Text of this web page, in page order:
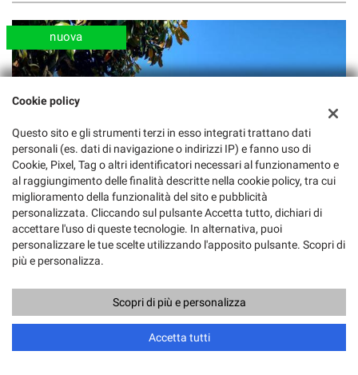
nuova
Cookie policy
Questo sito e gli strumenti terzi in esso integrati trattano dati
personali (es. dati di navigazione o indirizzi IP) e fanno uso di
Cookie, Pixel, Tag o altri identificatori necessari al funzionamento e
al raggiungimento delle finalità descritte nella cookie policy, tra cui
miglioramento della funzionalità del sito e pubblicità
personalizzata. Cliccando sul pulsante Accetta tutto, dichiari di
accettare l'uso di queste tecnologie. In alternativa, puoi
personalizzare le tue scelte utilizzando l'apposito pulsante. Scopri di
più e personalizza.
Scopri di più e personalizza
Accetta tutti